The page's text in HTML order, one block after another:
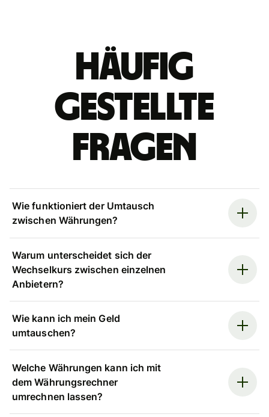
Häufig
gestellte
Fragen
Wie funktioniert der Umtausch
zwischen Währungen?
Warum unterscheidet sich der
Wechselkurs zwischen einzelnen
Anbietern?
Wie kann ich mein Geld
umtauschen?
Welche Währungen kann ich mit
dem Währungsrechner
umrechnen lassen?